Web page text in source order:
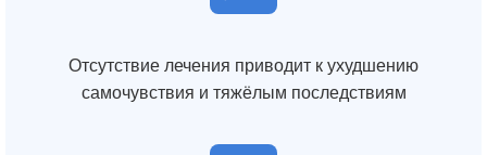
Отсутствие лечения приводит к ухудшению
самочувствия и тяжёлым последствиям